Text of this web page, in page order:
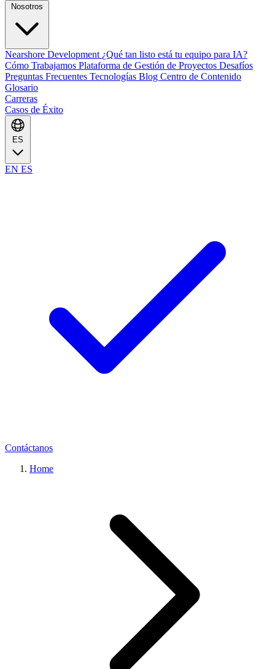
Nearshore Development ¿Qué tan listo está tu equipo para IA?
Cómo Trabajamos Plataforma de Gestión de Proyectos Desafíos
Preguntas Frecuentes Tecnologías Blog Centro de Contenido
Glosario
Carreras
Casos de Éxito
EN ES
Contáctanos
Home